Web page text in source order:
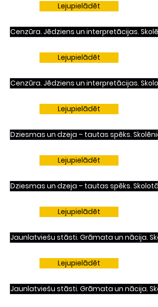
Lejupielādēt
Cenzūra. Jēdziens un interpretācijas.
Lejupielādēt
Cenzūra. Jēdziens un interpretācijas.
Lejupielādēt
Dziesmas un dzeja – tautas spēks.
Lejupielādēt
Dziesmas un dzeja – tautas spēks.
Lejupielādēt
Jaunlatviešu stāsti. Grāmata un nācija.
Lejupielādēt
Jaunlatviešu stāsti. Grāmata un nācija.